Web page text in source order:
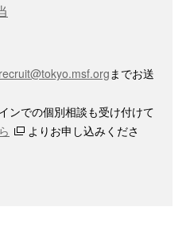
recruit@tokyo.msf.org までお送
ンでの個別相談も受け付けて
よりお申し込みくださ